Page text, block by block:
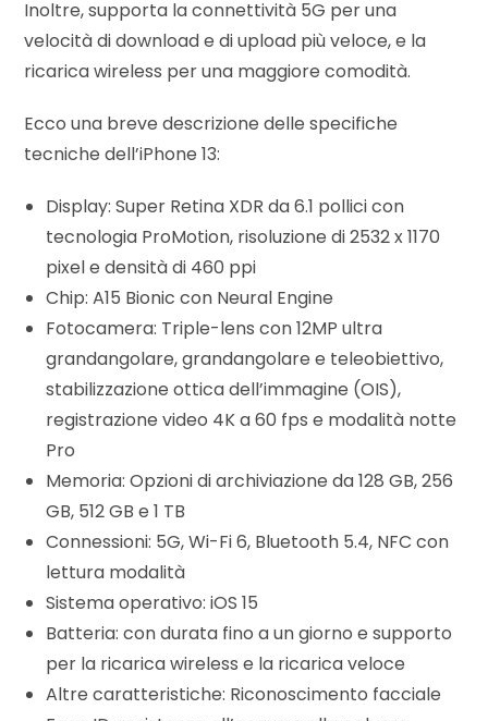
Inoltre, supporta la connettività 5G per una
velocità di download e di upload più veloce, e la
ricarica wireless per una maggiore comodità.
Ecco una breve descrizione delle specifiche
tecniche dell’iPhone 13:
Display: Super Retina XDR da 6.1 pollici con
tecnologia ProMotion, risoluzione di 2532 x 1170
pixel e densità di 460 ppi
Chip: A15 Bionic con Neural Engine
Fotocamera: Triple-lens con 12MP ultra
grandangolare, grandangolare e teleobiettivo,
stabilizzazione ottica dell’immagine (OIS),
registrazione video 4K a 60 fps e modalità notte
Pro
Memoria: Opzioni di archiviazione da 128 GB, 256
GB, 512 GB e 1 TB
Connessioni: 5G, Wi-Fi 6, Bluetooth 5.4, NFC con
lettura modalità
Sistema operativo: iOS 15
Batteria: con durata fino a un giorno e supporto
per la ricarica wireless e la ricarica veloce
Altre caratteristiche: Riconoscimento facciale